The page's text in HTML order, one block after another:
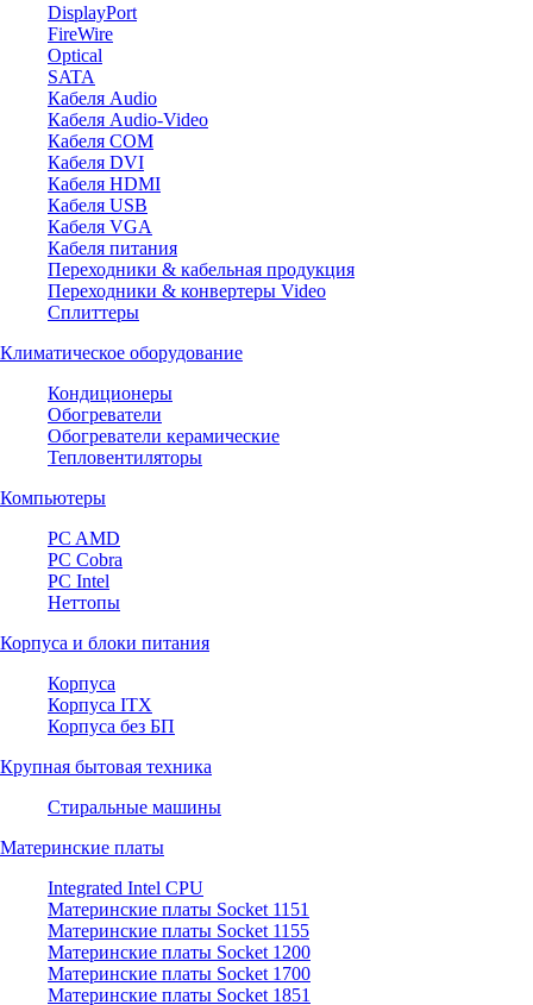
DisplayPort
FireWire
Optical
SATA
Кабеля Audio
Кабеля Audio-Video
Кабеля COM
Кабеля DVI
Кабеля HDMI
Кабеля USB
Кабеля VGA
Кабеля питания
Переходники & кабельная продукция
Переходники & конвертеры Video
Сплиттеры
Климатическое оборудование
Кондиционеры
Обогреватели
Обогреватели керамические
Тепловентиляторы
Компьютеры
PC AMD
PC Cobra
PC Intel
Неттопы
Корпуса и блоки питания
Корпуса
Корпуса ITX
Корпуса без БП
Крупная бытовая техника
Стиральные машины
Материнские платы
Integrated Intel CPU
Материнские платы Socket 1151
Материнские платы Socket 1155
Материнские платы Socket 1200
Материнские платы Socket 1700
Материнские платы Socket 1851